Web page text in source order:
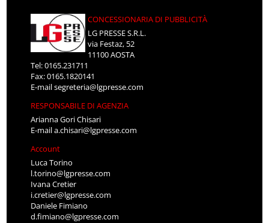
CONCESSIONARIA DI PUBBLICITÀ
LG PRESSE S.R.L.
via Festaz, 52
11100 AOSTA
Tel: 0165.231711
Fax: 0165.1820141
E-mailsegreteria@lgpresse.com
RESPONSABILE DI AGENZIA
Arianna Gori Chisari
E-maila.chisari@lgpresse.com
Account
Luca Torino
l.torino@lgpresse.com
Ivana Cretier
i.cretier@lgpresse.com
Daniele Fimiano
d.fimiano@lgpresse.com